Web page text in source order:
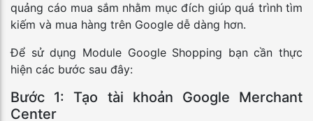
quảng cáo mua sắm nhằm mục đích giúp quá trình tìm
kiếm và mua hàng trên Google dễ dàng hơn.
Để sử dụng Module Google Shopping bạn cần thực
hiện các bước sau đây:
Bước 1: Tạo tài khoản Google Merchant
Center